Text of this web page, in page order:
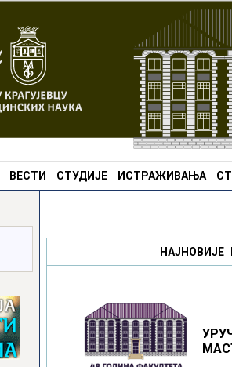
ВЕСТИ СТУДИЈЕ ИСТРАЖИВАЊА
НАЈНОВИЈЕ